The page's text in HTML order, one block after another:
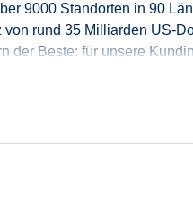
9000 Standorten in 90
von rund 35 Milliarden
der Beste: für unsere
richtig gute Arbeit zu leisten.